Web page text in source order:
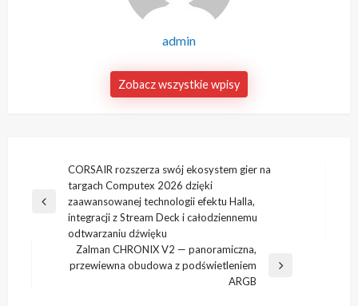
admin
Zobacz wszystkie wpisy
Nawigacja
wpisu
Poprzedni
CORSAIR rozszerza swój ekosystem gier na
targach Computex 2026 dzięki
zaawansowanej technologii efektu Halla,
integracji z Stream Deck i całodziennemu
odtwarzaniu dźwięku
Następny
Zalman CHRONIX V2 — panoramiczna,
przewiewna obudowa z podświetleniem
ARGB